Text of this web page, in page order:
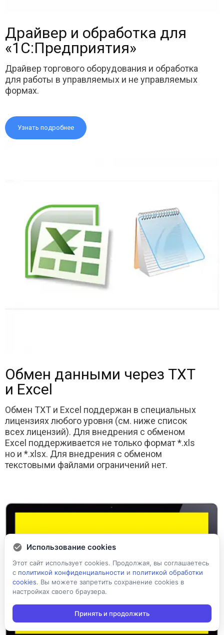
Драйвер и обработка для
«1С:Предприятия»
Драйвер торгового оборудования и обработка
для работы в управляемых и не управляемых
формах.
Узнать подробнее
Обмен данными через TXT
и Excel
Обмен TXT и Excel поддержан в специальных
лицензиях любого уровня (см. ниже список
всех лицензий). Для внедрения с обменом
Excel поддерживается не только формат *.xls
но и *.xlsx. Для внедрения с обменом
текстовыми файлами ограничений нет.
Использование cookies
Этот сайт использует cookies. Продолжая, вы соглашаетесь
с политикой конфиденциальности и политикой обработки
cookies. Вы можете запретить сохранение cookies в
настройках своего браузера.
Принять и продолжить